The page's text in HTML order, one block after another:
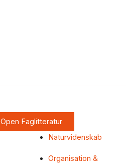
Open Faglitteratur
Naturvidenskab
Organisation &